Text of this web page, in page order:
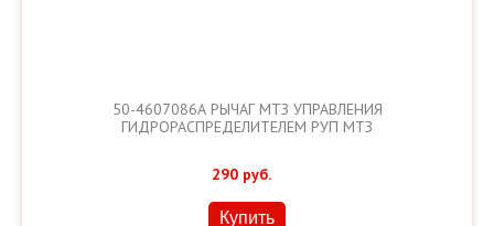
50-4607086А РЫЧАГ МТЗ УПРАВЛЕНИЯ
ГИДРОРАСПРЕДЕЛИТЕЛЕМ РУП МТЗ
290 руб.
Купить